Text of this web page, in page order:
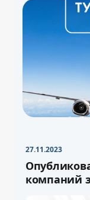
− 16pt
27.11.2023
компаний